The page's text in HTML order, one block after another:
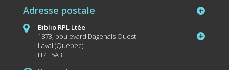
Adresse postale
Biblio RPL Ltée
1873, boulevard Dagenais Ouest
Laval (Québec)
H7L 5A3